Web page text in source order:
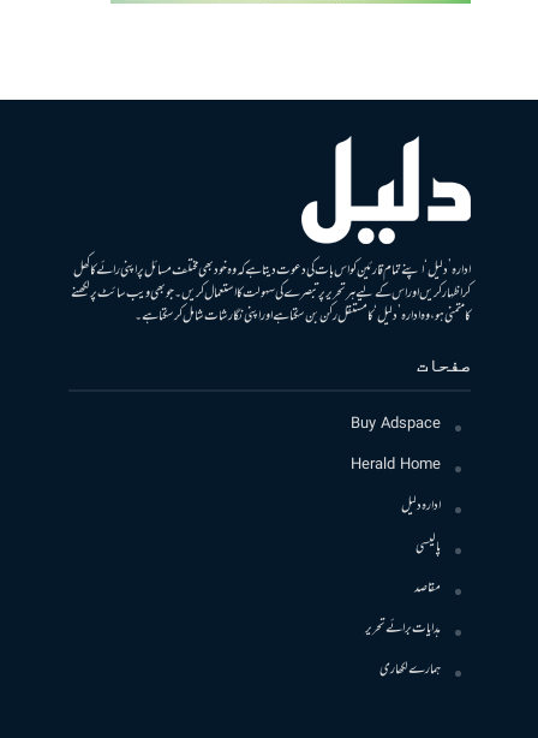
ادارہ ’دلیل‘ اپنے تمام قارئین کو اس بات کی دعوت دیتا ہے کہ وہ خود بھی مختلف مسائل پر اپنی رائے کا کھل
کر اظہار کریں اور اس کے لیے ہر تحریر پر تبصرے کی سہولت کا استعمال کریں۔ جو بھی ویب سائٹ پر لکھنے
کا متمنی ہو، وہ ادارہ ’دلیل‘ کا مستقل رکن بن سکتا ہے اور اپنی نگارشات شامل کرسکتا ہے۔
صفحات
Buy Adspace
Herald Home
ادارہ دلیل
پالیسی
مقاصد
ہدایات برائے تحریر
ہمارے لکھاری